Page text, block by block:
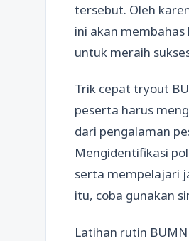
tersebut. Oleh
ini akan
untuk meraih
Trik cepat tryout
peserta harus
dari pengalaman
Mengidentifikasi
serta mempelajari
itu, coba gunakan
Latihan rutin